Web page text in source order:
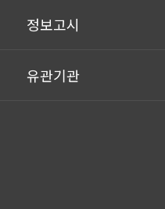
정보고시
유관기관